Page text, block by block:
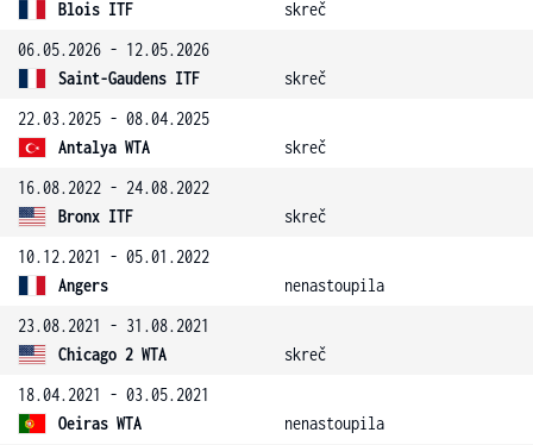
Blois ITF
skreč
06.05.2026 - 12.05.2026
Saint-Gaudens ITF
skreč
22.03.2025 - 08.04.2025
Antalya WTA
skreč
16.08.2022 - 24.08.2022
Bronx ITF
skreč
10.12.2021 - 05.01.2022
Angers
nenastoupila
23.08.2021 - 31.08.2021
Chicago 2 WTA
skreč
18.04.2021 - 03.05.2021
Oeiras WTA
nenastoupila